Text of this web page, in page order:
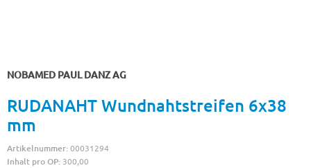
NOBAMED PAUL DANZ AG
RUDANAHT Wundnahtstreifen 6x38
mm
Artikelnummer:00031294
Inhalt pro OP: 300,00